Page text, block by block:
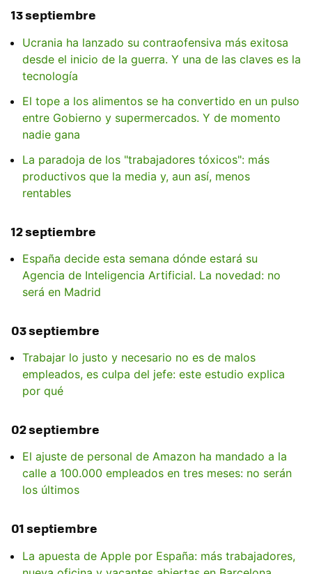
13 septiembre
Ucrania ha lanzado su contraofensiva más exitosa
desde el inicio de la guerra. Y una de las claves es la
tecnología
El tope a los alimentos se ha convertido en un pulso
entre Gobierno y supermercados. Y de momento
nadie gana
La paradoja de los "trabajadores tóxicos": más
productivos que la media y, aun así, menos
rentables
12 septiembre
España decide esta semana dónde estará su
Agencia de Inteligencia Artificial. La novedad: no
será en Madrid
03 septiembre
Trabajar lo justo y necesario no es de malos
empleados, es culpa del jefe: este estudio explica
por qué
02 septiembre
El ajuste de personal de Amazon ha mandado a la
calle a 100.000 empleados en tres meses: no serán
los últimos
01 septiembre
La apuesta de Apple por España: más trabajadores,